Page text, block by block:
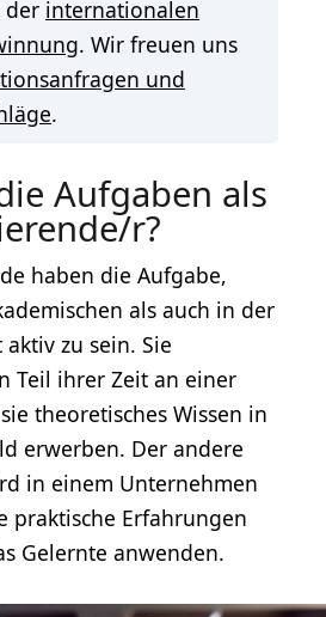
der internationalen
. Wir freuen uns
und
.
Aufgaben als
r?
haben die Aufgabe,
als auch in der
zu sein. Sie
Teil ihrer Zeit an einer
theoretisches Wissen in
erwerben. Der andere
in einem Unternehmen
praktische Erfahrungen
Gelernte anwenden.